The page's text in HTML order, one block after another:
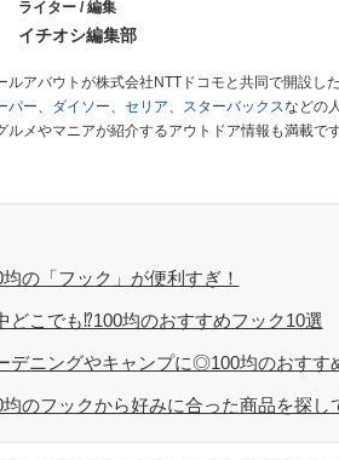
ライター / 編集
イチオシ編集部
ルアバウトが株式会社NTTドコモと共同で開設し
パー、 ダイソー、 セリア、 スターバックスなどの
ルメやマニアが紹介するアウトドア情報も満載
均の「フック」が便利すぎ！
どこでも⁉100均のおすすめフック10選
デニングやキャンプに◎100均のおすす
均のフックから好みに合った商品を探し